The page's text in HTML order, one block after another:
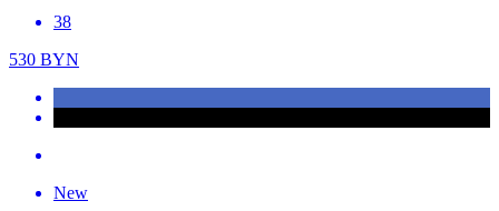
38
530 BYN
New